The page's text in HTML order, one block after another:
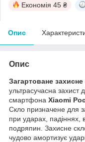
Економія 45 ₴
Опис
Опис
Загартоване захисне
ультрасучасна
смартфона Xiaomi
Скло призначене для
при ударах, падіннях,
подряпин. Захисне
чудово амортизує